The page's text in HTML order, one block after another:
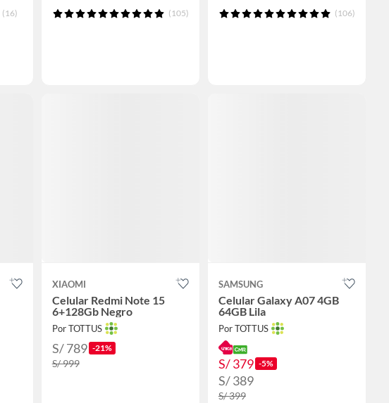
(16) (105) (106)
XIAOMI
Celular Redmi Note 15
6+128Gb Negro
Por TOTTUS
S/ 789 -21%
S/ 999
SAMSUNG
Celular Galaxy A07 4GB
64GB Lila
Por TOTTUS
S/ 379 -5%
S/ 389
S/ 399